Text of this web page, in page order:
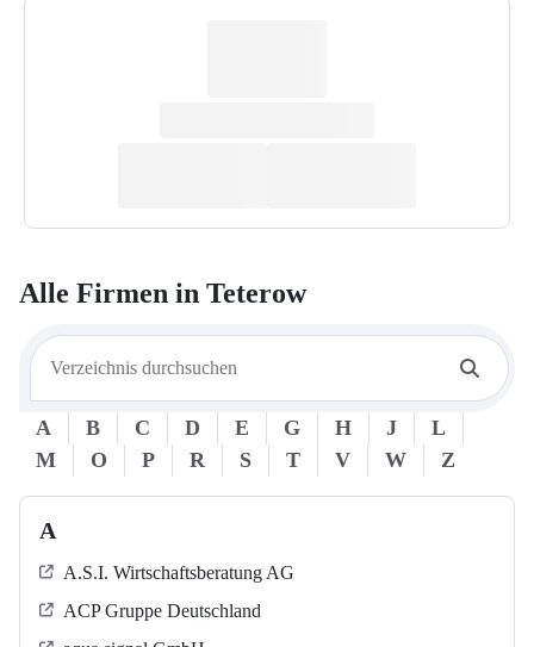
Alle Firmen in Teterow
A B C D E G H J
L
M
O P R S T V W Z
A
A.S.I. Wirtschaftsberatung AG
ACP Gruppe Deutschland